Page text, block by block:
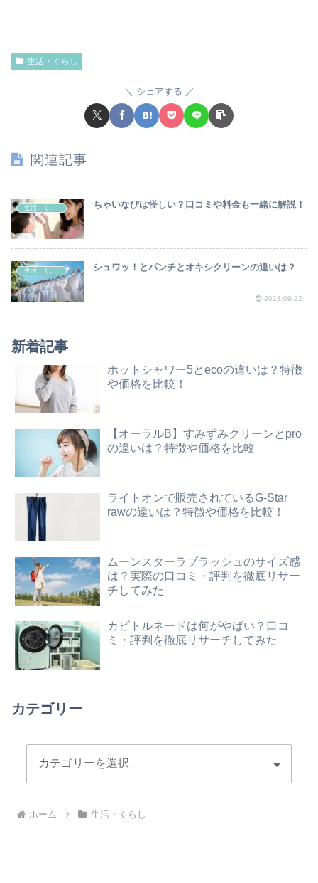
生活・くらし
シェアする
関連記事
ちゃいなびは怪しい？口コミや料金も一緒に解説！
生活・くらし シュワッ！とパンチとオキシクリーンの違いは？
2023.09.22
新着記事
ホットシャワー5とecoの違いは？特徴
や価格を比較！
【オーラルB】すみずみクリーンとpro
の違いは？特徴や価格を比較
ライトオンで販売されているG-Star
rawの違いは？特徴や価格を比較！
ムーンスターラブラッシュのサイズ感
は？実際の口コミ・評判を徹底リサー
チしてみた
カビトルネードは何がやばい？口コ
ミ・評判を徹底リサーチしてみた
カテゴリー
ホーム 生活・くらし